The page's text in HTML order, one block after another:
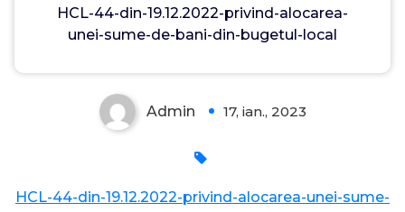
HCL-44-din-19.12.2022-privind-alocarea-
unei-sume-de-bani-din-bugetul-local
Admin 17, ian., 2023
HCL-44-din-19.12.2022-privind-alocarea-unei-sume-